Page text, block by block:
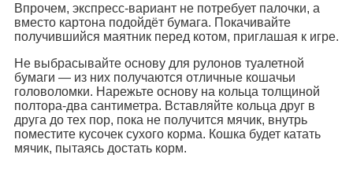
Впрочем, экспресс-вариант не потребует палочки, а
вместо картона подойдёт бумага. Покачивайте
получившийся маятник перед котом, приглашая к игре.
Не выбрасывайте основу для рулонов туалетной
бумаги — из них получаются отличные кошачьи
головоломки. Нарежьте основу на кольца толщиной
полтора-два сантиметра. Вставляйте кольца друг в
друга до тех пор, пока не получится мячик, внутрь
поместите кусочек сухого корма. Кошка будет катать
мячик, пытаясь достать корм.